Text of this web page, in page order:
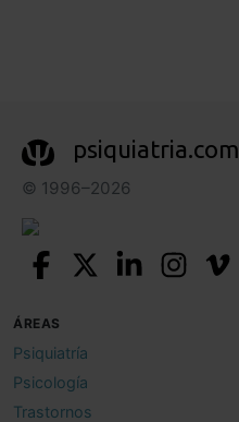
psiquiatria.com
© 1996–2026
ÁREAS
Psiquiatría
Psicología
Trastornos